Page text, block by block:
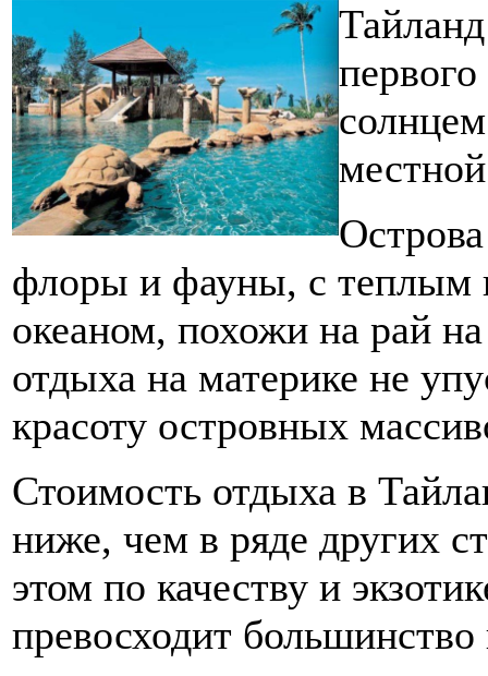
флоры и фауны, с теплым
океаном, похожи на рай
отдыха на материке не
красоту островных
Стоимость отдыха в
ниже, чем в ряде других
этом по качеству и
превосходит большинство